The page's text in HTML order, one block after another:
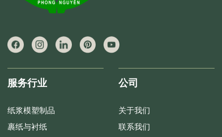
服务行业
纸浆模塑制品
裹纸与衬纸
公司
关于我们
联系我们